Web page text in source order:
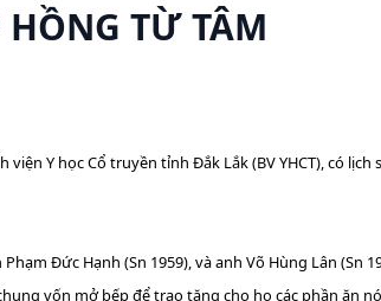
HỒNG TỪ TÂM
Y học Cổ truyền tỉnh Đắk Lắk (BV YHCT), có
Đức Hạnh (Sn 1959), và anh Võ Hùng Lân
vốn mở bếp để trao tặng cho họ các phần ăn